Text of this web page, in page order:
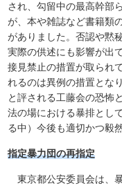
され、勾留中の最高幹部
が、本や雑誌など書籍類
がありました。否認や黙
実際の供述にも影響が出
接見禁止の措置が取られ
れるのは異例の措置とな
と評される工藤会の恐怖
法の場における暴排とし
る中）今後も適切かつ毅
指定暴力団の再指定
東京都公安委員会は、